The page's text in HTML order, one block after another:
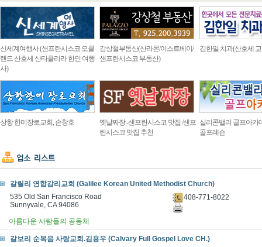
신세계여행사 (샌프란시스코 오클
랜드 산호세 산타클라라 한인 여행
사)
강상철부동산(산라몬/이스트베이/
샌프란시스코 부동산)
김한일 치과(산호세
상항 한미장로교회, 손창호
옛날짜장 -샌프란시스코 맛집 /샌프
란시스코 맛집 추천
실리콘밸리 골프아카
골프레슨
갈릴리 연합감리교회 (Galilee Korean United Methodist Church)
535 Old San Francisco Road
Sunnyvale, CA 94086
408-771-8022
아름다운 사람들의 공동체
갈보리 순복음 사랑교회.김용우 (Calvary Full Gospel Love CH.)